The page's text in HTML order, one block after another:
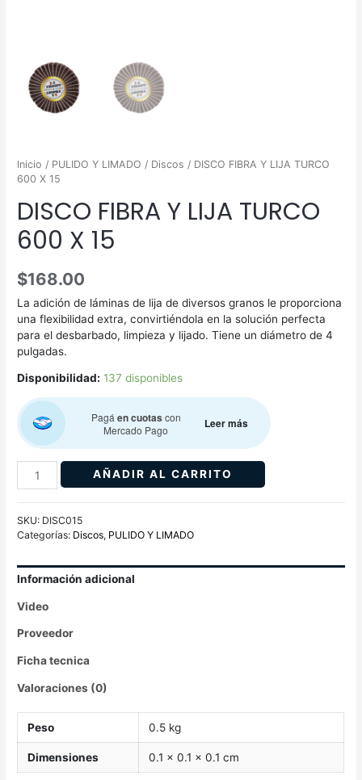
Inicio / PULIDO Y LIMADO / Discos / DISCO FIBRA Y LIJA TURCO
600 X 15
DISCO FIBRA Y LIJA TURCO
600 X 15
$168.00
La adición de láminas de lija de diversos granos le proporciona
una flexibilidad extra, convirtiéndola en la solución perfecta
para el desbarbado, limpieza y lijado. Tiene un diámetro de 4
pulgadas.
Disponibilidad: 137 disponibles
Pagá en cuotas con
Mercado Pago
Leer más
AÑADIR AL CARRITO
SKU: DISC015
Categorías: Discos, PULIDO Y LIMADO
Información adicional
Video
Proveedor
Ficha tecnica
Valoraciones (0)
Peso 0.5 kg
Dimensiones 0.1 × 0.1 × 0.1 cm